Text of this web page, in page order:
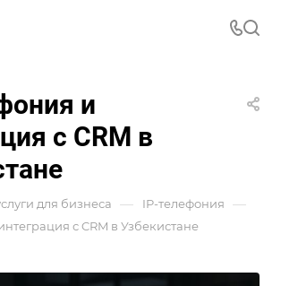
и
с CRM в
для бизнеса — IP-телефония —
с CRM в Узбекистане